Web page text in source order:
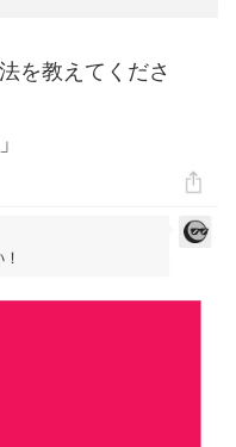
を教えてくださ